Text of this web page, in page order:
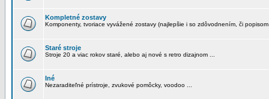
Kompletné zostavy
Komponenty, tvoriace vyvážené zostavy (najlepšie i so zdôvodnením, či
Staré stroje
Stroje 20 a viac rokov staré, alebo aj nové s retro dizajnom ...
Iné
Nezaraditeľné prístroje, zvukové pomôcky, voodoo ...